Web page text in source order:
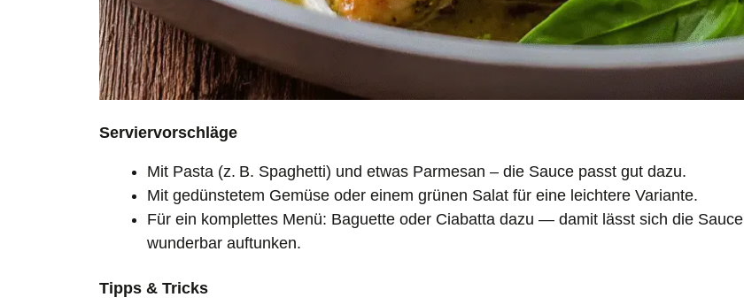
Serviervorschläge
Mit Pasta (z. B. Spaghetti) und etwas Parmesan – die Sauce passt gut dazu.
Mit gedünstetem Gemüse oder einem grünen Salat für eine leichtere Variante.
Für ein komplettes Menü: Baguette oder Ciabatta dazu — damit lässt sich die Sauce
wunderbar auftunken.
Tipps & Tricks